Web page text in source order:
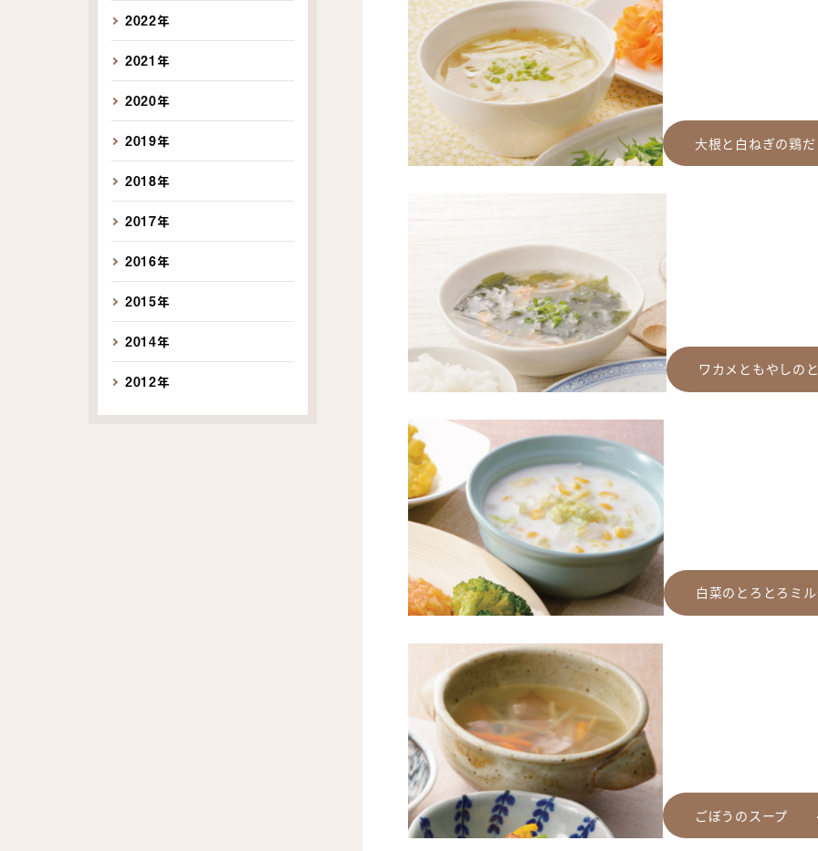
大根と白ねぎの鶏
ワカメともやしの
白菜のとろとろミ
ごぼうのスープ
2022年
2021年
2020年
2019年
2018年
2017年
2016年
2015年
2014年
2012年